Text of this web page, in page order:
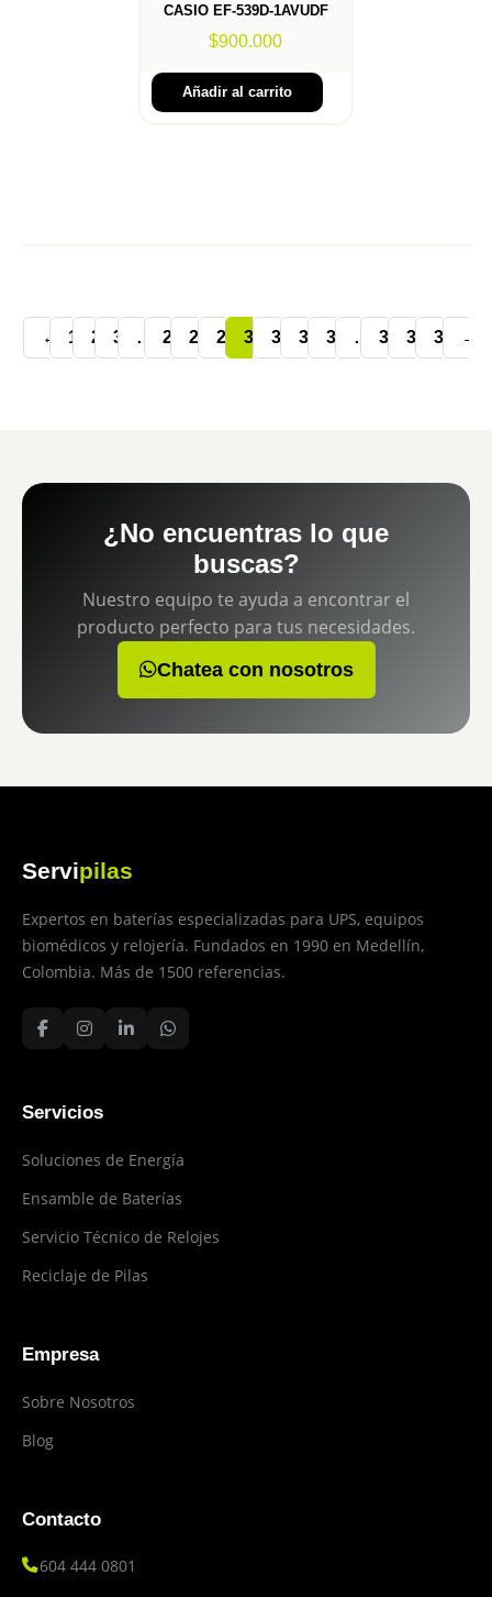
CASIO EF-539D-1AVUDF
$900.000
Añadir al carrito
← 1 2 3 … 27 28 29 30 31 32 33 … 35 36 37 →
¿No encuentras lo que
buscas?
Nuestro equipo te ayuda a encontrar el
producto perfecto para tus necesidades.
Chatea con nosotros
Servipilas
Expertos en baterías especializadas para UPS, equipos
biomédicos y relojería. Fundados en 1990 en Medellín,
Colombia. Más de 1500 referencias.
Servicios
Soluciones de Energía
Ensamble de Baterías
Servicio Técnico de Relojes
Reciclaje de Pilas
Empresa
Sobre Nosotros
Blog
Contacto
604 444 0801